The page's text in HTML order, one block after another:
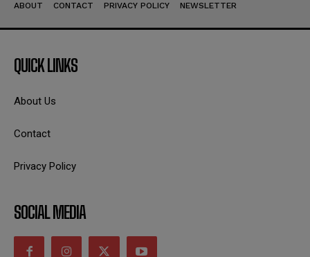
ABOUT CONTACT PRIVACY POLICY NEWSLETTER
QUICK LINKS
About Us
Contact
Privacy Policy
SOCIAL MEDIA